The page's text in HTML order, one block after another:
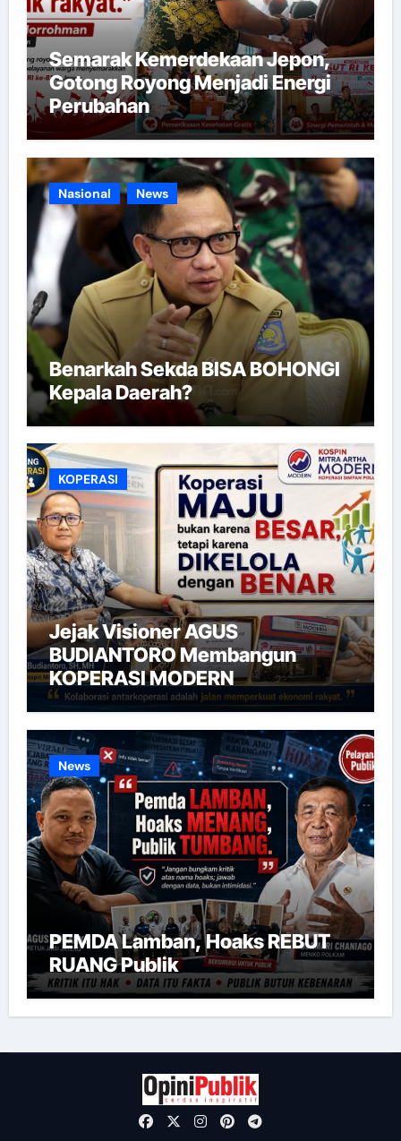
Semarak Kemerdekaan Jepon,
Gotong Royong Menjadi Energi
Perubahan
Nasional News
Benarkah Sekda BISA BOHONGI
Kepala Daerah?
KOPERASI
Jejak Visioner AGUS
BUDIANTORO Membangun
KOPERASI MODERN
News
PEMDA Lamban, Hoaks REBUT
RUANG Publik